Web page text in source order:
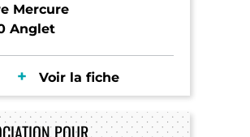
Mercure
Anglet
Voir la fiche
POUR